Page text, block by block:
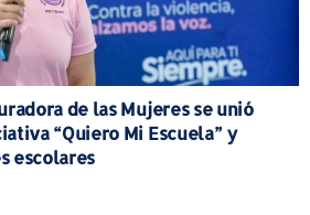
de las Mujeres se unió
“Quiero Mi Escuela” y
escolares